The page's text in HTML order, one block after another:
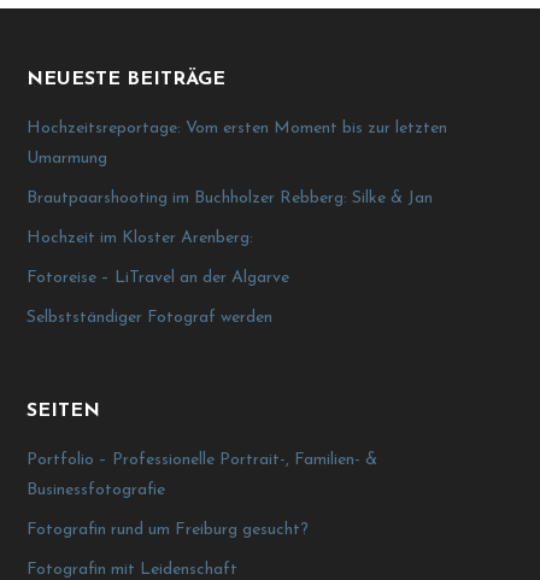
NEUESTE BEITRÄGE
Hochzeitsreportage: Vom ersten Moment bis zur letzten
Umarmung
Brautpaarshooting im Buchholzer Rebberg: Silke & Jan
Hochzeit im Kloster Arenberg:
Fotoreise – LiTravel an der Algarve
Selbstständiger Fotograf werden
SEITEN
Portfolio – Professionelle Portrait-, Familien- &
Businessfotografie
Fotografin rund um Freiburg gesucht?
Fotografin mit Leidenschaft